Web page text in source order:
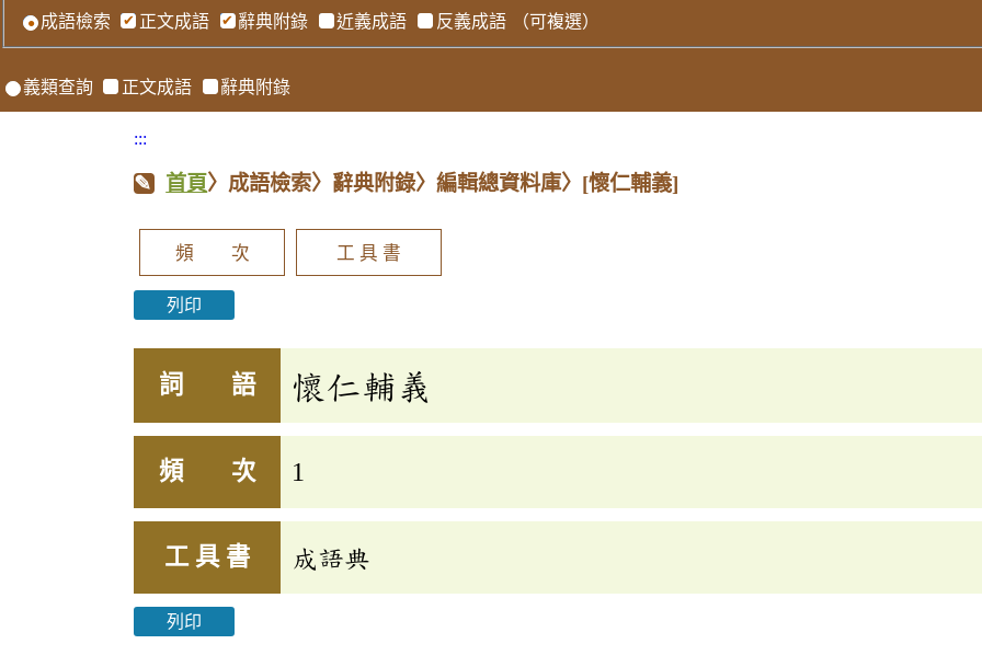
成語檢索
正文成語 辭典附錄 近義成語 反義成語 （可複選）
義類查詢 正文成語 辭典附錄
:::
首頁〉成語檢索〉辭典附錄〉編輯總資料庫〉 [懷仁輔義]
頻 次 工 具 書
列印
詞 語 懷仁輔義
頻 次 1
工 具 書 成語典
列印